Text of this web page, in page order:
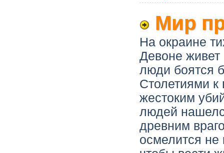
Мир
На окраине
Девоне живет
люди боятся
Столетиями к
жестоким
людей
древним
осмелится